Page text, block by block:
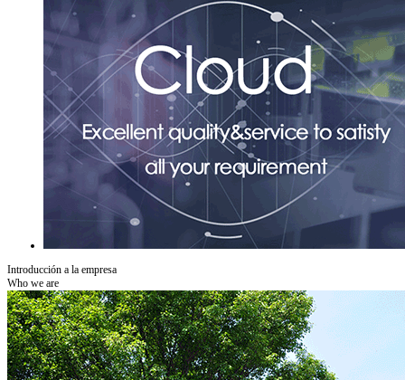
Introducción a la empresa
Who we are